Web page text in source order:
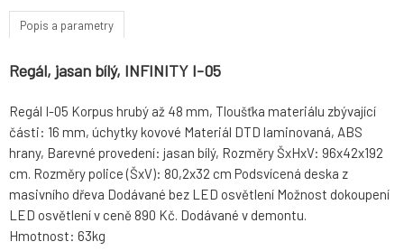
Popis a parametry
Regál, jasan bílý, INFINITY I-05
Regál I-05 Korpus hrubý až 48 mm, Tloušťka materiálu zbývající
části: 16 mm, úchytky kovové Materiál DTD laminovaná, ABS
hrany, Barevné provedení: jasan bílý, Rozměry ŠxHxV: 96x42x192
cm. Rozměry police (ŠxV): 80,2x32 cm Podsvícená deska z
masivního dřeva Dodávané bez LED osvětlení Možnost dokoupení
LED osvětlení v ceně 890 Kč. Dodávané v demontu.
Hmotnost: 63kg